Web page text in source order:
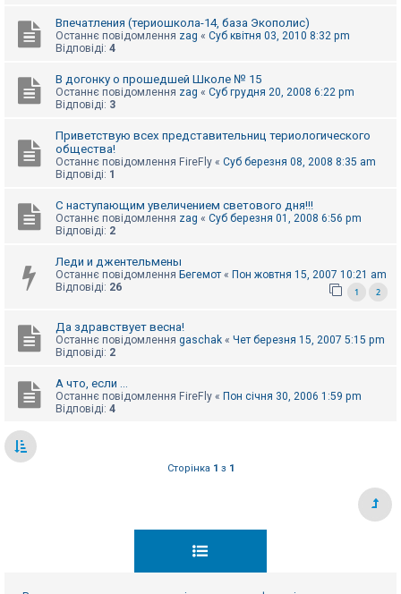
Впечатления (териошкола-14, база Экополис)
Останнє повідомлення zag « Суб квітня 03, 2010 8:32 pm
Відповіді: 4
В догонку о прошедшей Школе № 15
Останнє повідомлення zag « Суб грудня 20, 2008 6:22 pm
Відповіді: 3
Приветствую всех представительниц териологического
общества!
Останнє повідомлення FireFly « Суб березня 08, 2008 8:35 am
Відповіді: 1
С наступающим увеличением светового дня!!!
Останнє повідомлення zag « Суб березня 01, 2008 6:56 pm
Відповіді: 2
Леди и джентельмены
Останнє повідомлення Бегемот « Пон жовтня 15, 2007 10:21 am
Відповіді: 26 1 2
Да здравствует весна!
Останнє повідомлення gaschak « Чет березня 15, 2007 5:15 pm
Відповіді: 2
А что, если ...
Останнє повідомлення FireFly « Пон січня 30, 2006 1:59 pm
Відповіді: 4
Сторінка 1 з 1